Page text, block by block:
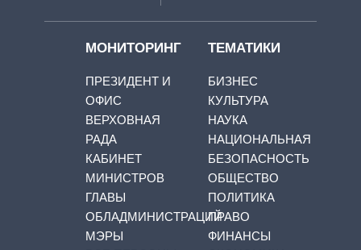
МОНИТОРИНГ
ПРЕЗИДЕНТ И
ОФИС
ВЕРХОВНАЯ
РАДА
КАБИНЕТ
МИНИСТРОВ
ГЛАВЫ
ОБЛАДМИНИСТРАЦИЙ
МЭРЫ
ТЕМАТИКИ
БИЗНЕС
КУЛЬТУРА
НАУКА
НАЦИОНАЛЬНАЯ
БЕЗОПАСНОСТЬ
ОБЩЕСТВО
ПОЛИТИКА
ПРАВО
ФИНАНСЫ